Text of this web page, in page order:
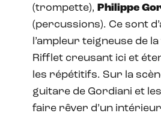
(trompette), Philippe
(percussions). Ce sont
l’ampleur teigneuse de
Rifflet creusant ici et
les répétitifs. Sur la
guitare de Gordiani et
faire rêver d’un